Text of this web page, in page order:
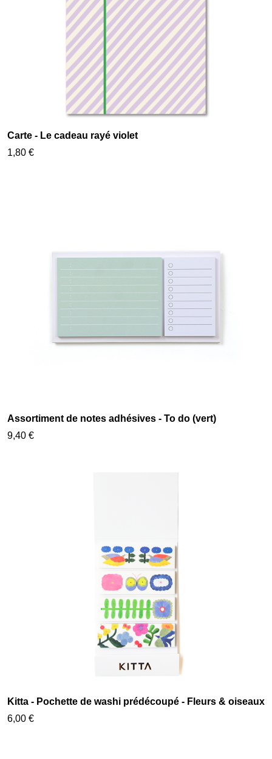
Carte - Le cadeau rayé violet
1,80 €
Assortiment de notes adhésives - To do (vert)
9,40 €
Kitta - Pochette de washi prédécoupé - Fleurs & oiseaux
6,00 €